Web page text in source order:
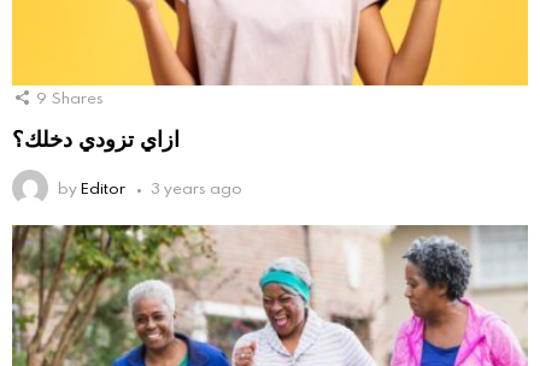
9 Shares
ازاي تزودي دخلك؟
byEditor 3 years ago